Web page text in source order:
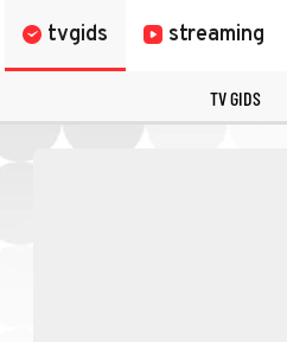
tvgids streaming
TV GIDS